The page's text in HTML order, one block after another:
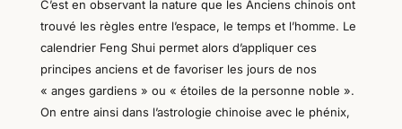
C’est en observant la nature que les Anciens chinois ont
trouvé les règles entre l’espace, le temps et l’homme. Le
calendrier Feng Shui permet alors d’appliquer ces
principes anciens et de favoriser les jours de nos
« anges gardiens » ou « étoiles de la personne noble ».
On entre ainsi dans l’astrologie chinoise avec le phénix,